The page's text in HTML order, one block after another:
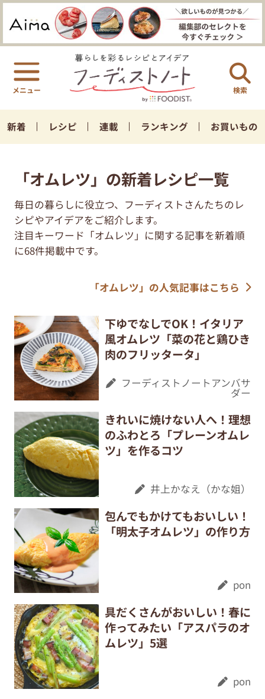
検索
新着 レシピ 連載 ランキング お買いもの
「オムレツ」の新着レシピ一覧
毎日の暮らしに役立つ、フーディストさんたちのレ
シピやアイデアをご紹介します。
注目キーワード「オムレツ」に関する記事を新着順
に68件掲載中です。
「オムレツ」の人気記事はこちら
下ゆでなしでOK！イタリア
風オムレツ「菜の花と鶏ひき
肉のフリッタータ」
フーディストノートアンバサ
ダー
きれいに焼けない人へ！理想
のふわとろ「プレーンオムレ
ツ」を作るコツ
井上かなえ（かな姐）
包んでもかけてもおいしい！
「明太子オムレツ」の作り方
pon
具だくさんがおいしい！春に
作ってみたい「アスパラのオ
ムレツ」5選
pon